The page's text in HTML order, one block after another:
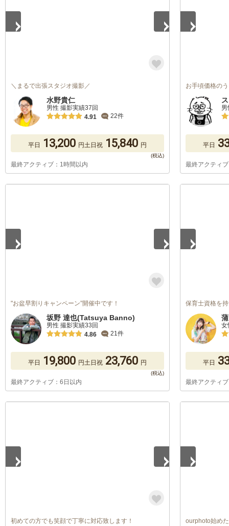
＼まるで出張スタジオ撮影／
水野貴仁
男性 撮影実績37回
4.91
22件
平日 13,200 円土日祝 15,840 円
最終アクティブ：1時間以内
お手頃価格の
平日
最終アクティ
"お盆早割りキャンペーン”開催中です！
坂野 達也(Tatsuya Banno)
男性 撮影実績33回
4.86
21件
平日 19,800 円土日祝 23,760 円
最終アクティブ：6日以内
保育士資格を
女
平日
最終アクティ
初めての方でも笑顔で丁寧に対応致します！ ourphoto始め